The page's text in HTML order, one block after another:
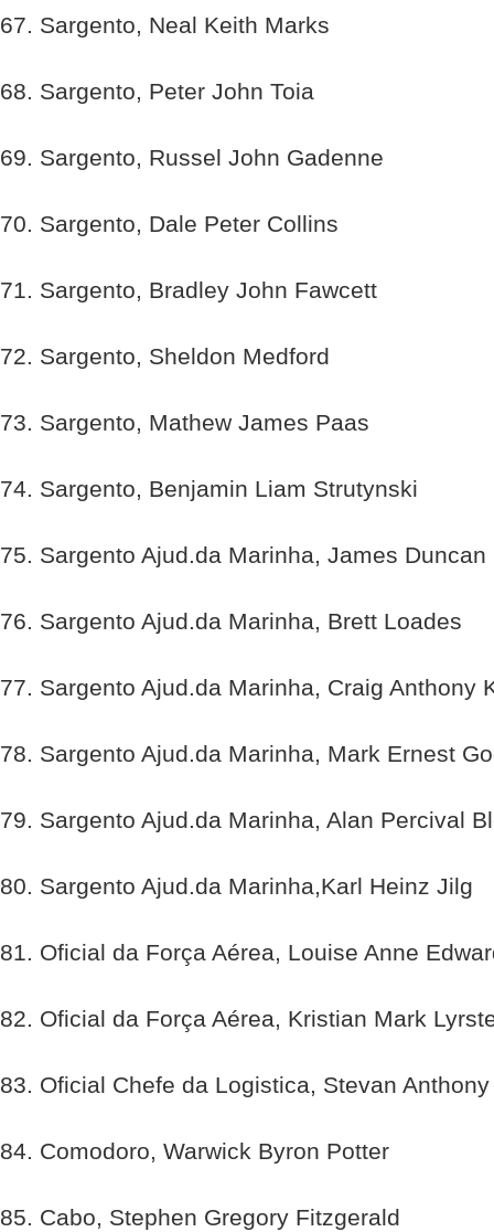
67. Sargento, Neal Keith Marks
68. Sargento, Peter John Toia
69. Sargento, Russel John Gadenne
70. Sargento, Dale Peter Collins
71. Sargento, Bradley John Fawcett
72. Sargento, Sheldon Medford
73. Sargento, Mathew James Paas
74. Sargento, Benjamin Liam Strutynski
75. Sargento Ajud.da Marinha, James Duncan
76. Sargento Ajud.da Marinha, Brett Loades
77. Sargento Ajud.da Marinha, Craig Anthony
78. Sargento Ajud.da Marinha, Mark Ernest
79. Sargento Ajud.da Marinha, Alan Percival
80. Sargento Ajud.da Marinha,Karl Heinz Jilg
81. Oficial da Força Aérea, Louise Anne
82. Oficial da Força Aérea, Kristian Mark
83. Oficial Chefe da Logistica, Stevan
84. Comodoro, Warwick Byron Potter
85. Cabo, Stephen Gregory Fitzgerald